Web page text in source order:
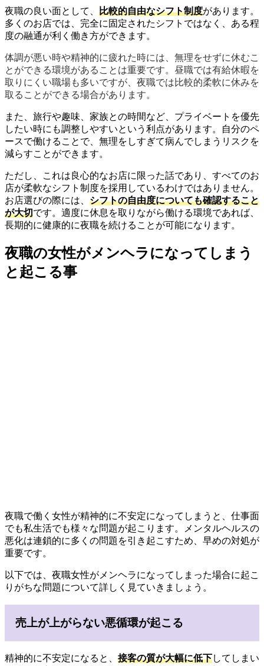
夜職の良い面として、 比較的自由なシフト制度があります。
多くのお店では、完全に固定されたシフトではなく、ある程
度の融通が利く働き方ができます。
体調が悪い時や精神的に疲れた時には、無理をせずに休むこ
とができる環境があることは重要です。昼職では有給休暇を
取りにくい職場も多いですが、夜職では比較的柔軟に休みを
取ることができる場合があります。
また、旅行や趣味、家族との時間など、プライベートを優先
したい時にも調整しやすいという利点があります。自分のペ
ースで働けることで、無理をしすぎて病んでしまうリスクを
減らすことができます。
ただし、これは良心的なお店に限った話であり、すべてのお
店が柔軟なシフト制度を採用しているわけではありません。
お店選びの際には、 シフトの自由度についても確認すること
が大切です。適度に休息を取りながら働ける環境であれば、
長期的に健康的に夜職を続けることが可能になります。
夜職の女性がメンヘラになってしまう
と起こる事
夜職で働く女性が精神的に不安定になってしまうと、仕事面
でも私生活でも様々な問題が起こります。メンタルヘルスの
悪化は連鎖的に多くの問題を引き起こすため、早めの対処が
重要です。
以下では、夜職女性がメンヘラになってしまった場合に起こ
りがちな問題について詳しく見ていきましょう。
売上が上がらない悪循環が起こる
精神的に不安定になると、 接客の質が大幅に低下してしまい